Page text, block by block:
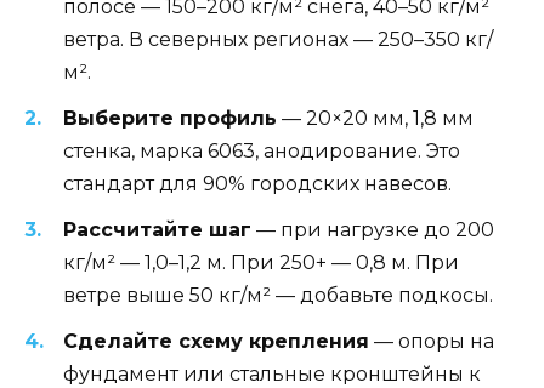
полосе — 150–200 кг/м² снега, 40–50 кг/м²
ветра. В северных регионах — 250–350 кг/
м².
Выберите профиль — 20×20 мм, 1,8 мм
стенка, марка 6063, анодирование. Это
стандарт для 90% городских навесов.
Рассчитайте шаг — при нагрузке до 200
кг/м² — 1,0–1,2 м. При 250+ — 0,8 м. При
ветре выше 50 кг/м² — добавьте подкосы.
Сделайте схему крепления — опоры на
фундамент или стальные кронштейны к